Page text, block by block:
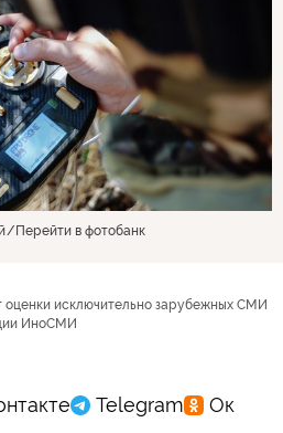
Перейти в фотобанк
исключительно зарубежных СМИ
ИноСМИ